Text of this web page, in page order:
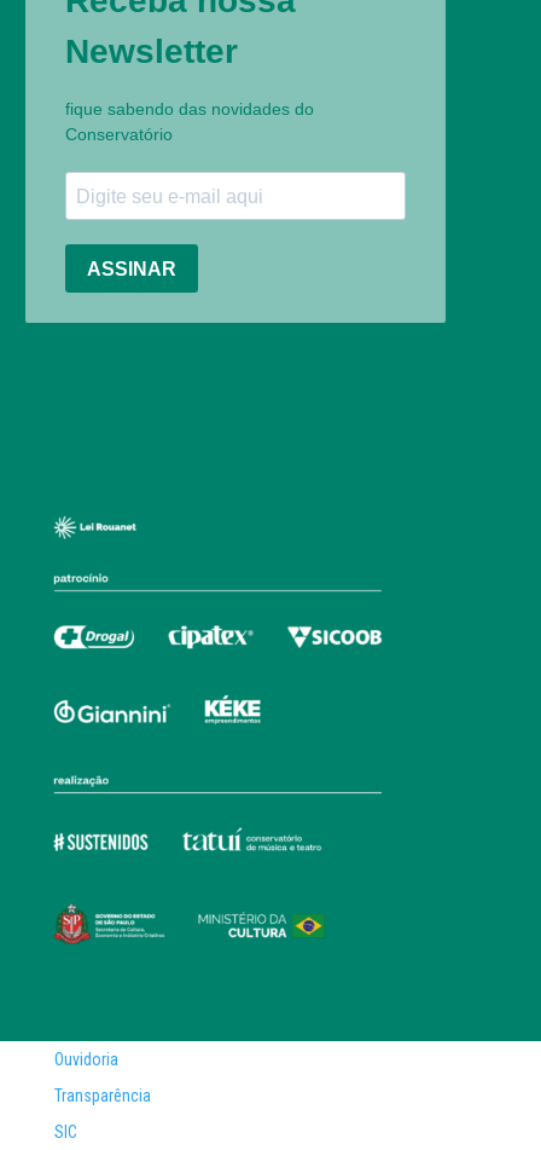
Ouvidoria
Transparência
SIC